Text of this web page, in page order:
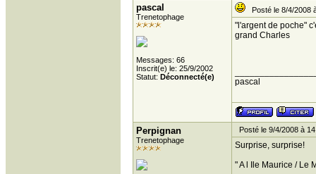
pascal
Trenetophage
Messages: 66
Inscrit(e) le: 25/9/2002
Statut: Déconnecté(e)
Posté le 8/4/2008
"l'argent de poche"
grand Charles
pascal
Perpignan
Trenetophage
Posté le 9/4/2008 à
Surprise, surprise!
" A l Ile Maurice / Le